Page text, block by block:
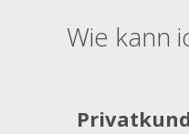
Wie kann